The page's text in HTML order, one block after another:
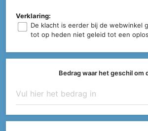
Verklaring:
De klacht is eerder bij de webwinkel
tot op heden niet geleid tot een
Bedrag waar het geschil om